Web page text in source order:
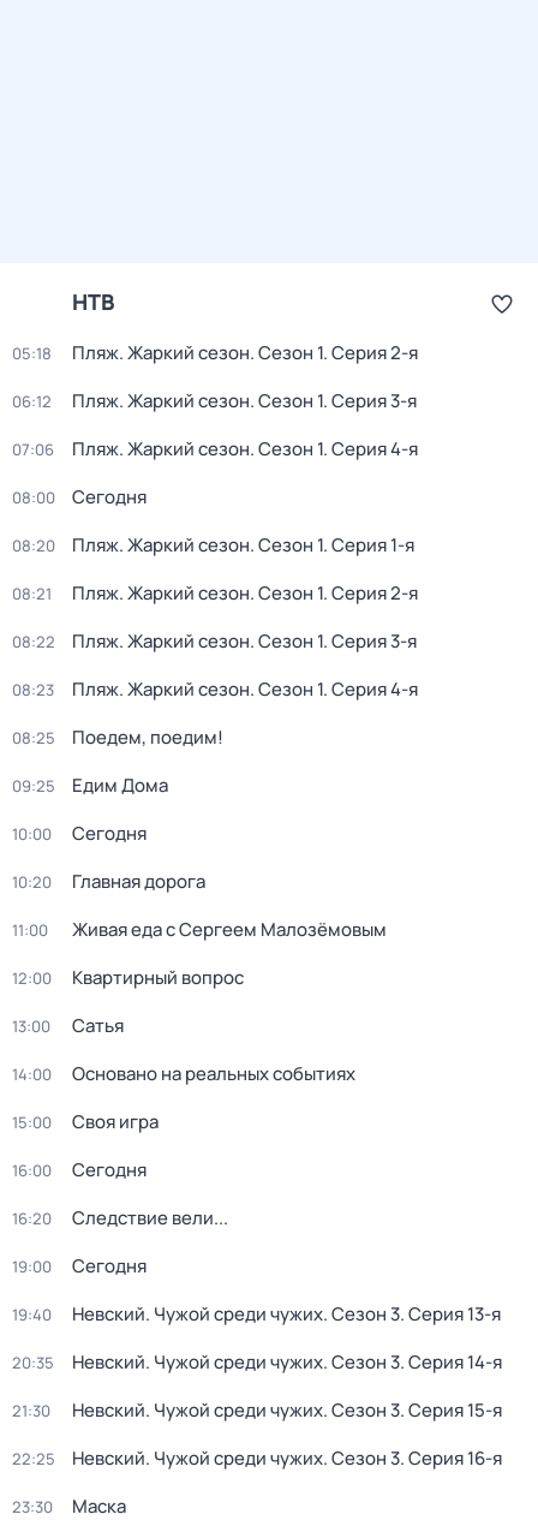
НТВ
05:18 Пляж. Жаркий сезон. Сезон 1. Серия 2-я
06:12 Пляж. Жаркий сезон. Сезон 1. Серия 3-я
07:06 Пляж. Жаркий сезон. Сезон 1. Серия 4-я
08:00 Сегодня
08:20 Пляж. Жаркий сезон. Сезон 1. Серия 1-я
08:21 Пляж. Жаркий сезон. Сезон 1. Серия 2-я
08:22 Пляж. Жаркий сезон. Сезон 1. Серия 3-я
08:23 Пляж. Жаркий сезон. Сезон 1. Серия 4-я
08:25 Поедем, поедим!
09:25 Едим Дома
10:00 Сегодня
10:20 Главная дорога
11:00 Живая еда с Сергеем Малозёмовым
12:00 Квартирный вопрос
13:00 Сатья
14:00 Основано на реальных событиях
15:00 Своя игра
16:00 Сегодня
16:20 Следствие вели...
19:00 Сегодня
19:40 Невский. Чужой среди чужих. Сезон 3. Серия 13-я
20:35 Невский. Чужой среди чужих. Сезон 3. Серия 14-я
21:30 Невский. Чужой среди чужих. Сезон 3. Серия 15-я
22:25 Невский. Чужой среди чужих. Сезон 3. Серия 16-я
23:30 Маска